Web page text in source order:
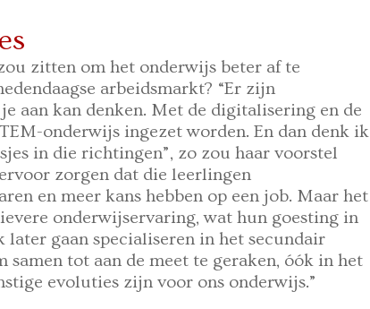
zitten om het onderwijs beter af te
arbeidsmarkt? “Er zijn
aan kan denken. Met de digitalisering en de
onderwijs ingezet worden. En dan denk ik
in die richtingen”, zo zou haar voorstel
zorgen dat die leerlingen
en meer kans hebben op een job. Maar het
onderwijservaring, wat hun goesting in
gaan specialiseren in het secundair
samen tot aan de meet te geraken, óók in het
evoluties zijn voor ons onderwijs.”